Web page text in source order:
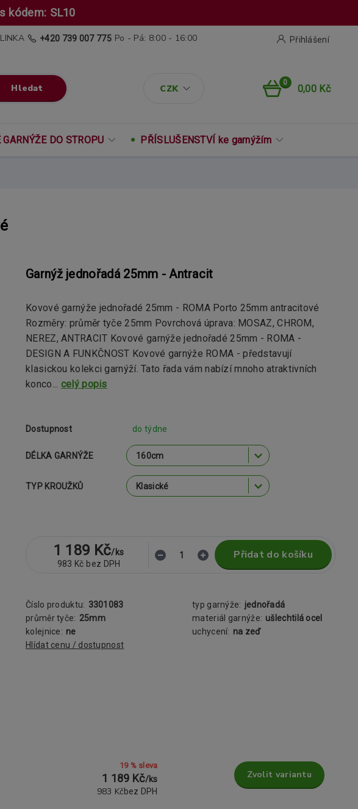
kódem: SL10
CZK
Přihlášení
Hledat
+420 739 007 775 Po - Pá: 8:00 - 16:00
0
0,00 Kč
GARNÝŽE DO STROPU PŘÍSLUŠENSTVÍ ke garnýžím
Garnýž jednořadá 25mm - Antracit
Kovové garnýže jednořadé 25mm - ROMA Porto 25mm antracitové
Rozměry: průměr tyče 25mm Povrchová úprava: MOSAZ, CHROM,
NEREZ, ANTRACIT Kovové garnýže jednořadé 25mm - ROMA -
DESIGN A FUNKČNOST Kovové garnýže ROMA - představují
klasickou kolekci garnýží. Tato řada vám nabízí mnoho atraktivních
konco... celý popis
Dostupnost do týdne
DÉLKA GARNÝŽE
TYP KROUŽKŮ
1 189 Kč/ks
983 Kč bez DPH
Přidat do košíku
Číslo produktu: 3301083 typ garnýže: jednořadá
průměr tyče: 25mm materiál garnýže: ušlechtilá ocel
kolejnice: ne uchycení: na zeď
Hlídat cenu / dostupnost
19 % sleva
1 189 Kč/ks
983 Kčbez DPH
Zvolit variantu